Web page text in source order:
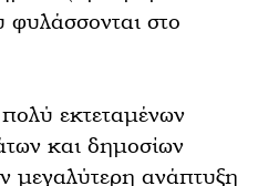
φυλάσσονται στο
εκτεταμένων
και δημοσίων
μεγαλύτερη ανάπτυξη